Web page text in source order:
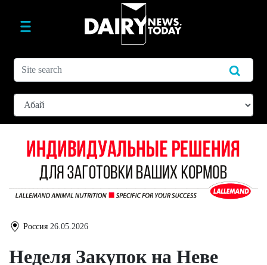
Россия 26.05.2026
Неделя Закупок на Неве